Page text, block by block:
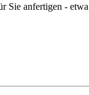
Sie anfertigen -